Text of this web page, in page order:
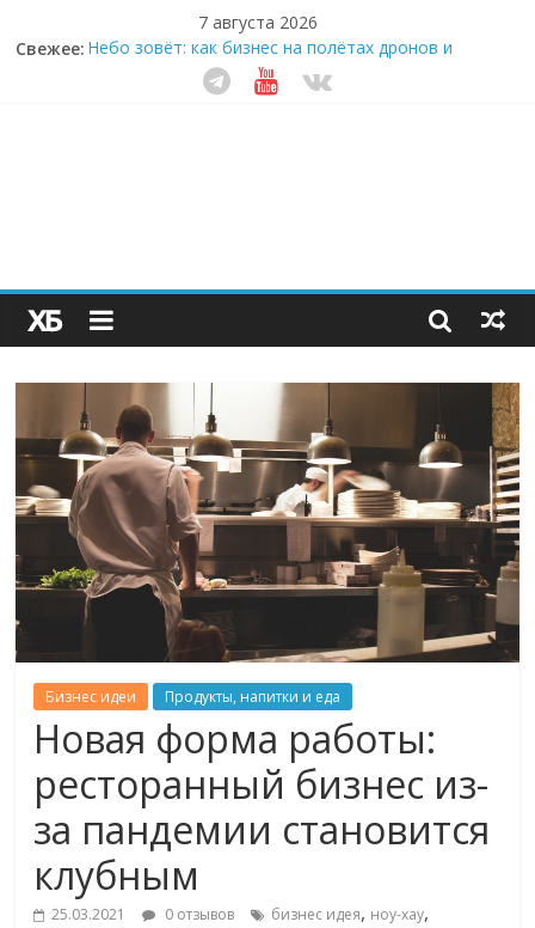
7 августа 2026
Свежее: Небо зовёт: как бизнес на полётах дронов и
обучении детей становится главным трендом
здорового питания
Забудьте о скучных ужинах: шеф-приложение,
которое видит вашу еду насквозь
Бизнес идеи Продукты, напитки и еда
Новая форма работы:
ресторанный бизнес из-
за пандемии становится
клубным
25.03.2021 0 отзывов бизнес идея, ноу-хау,